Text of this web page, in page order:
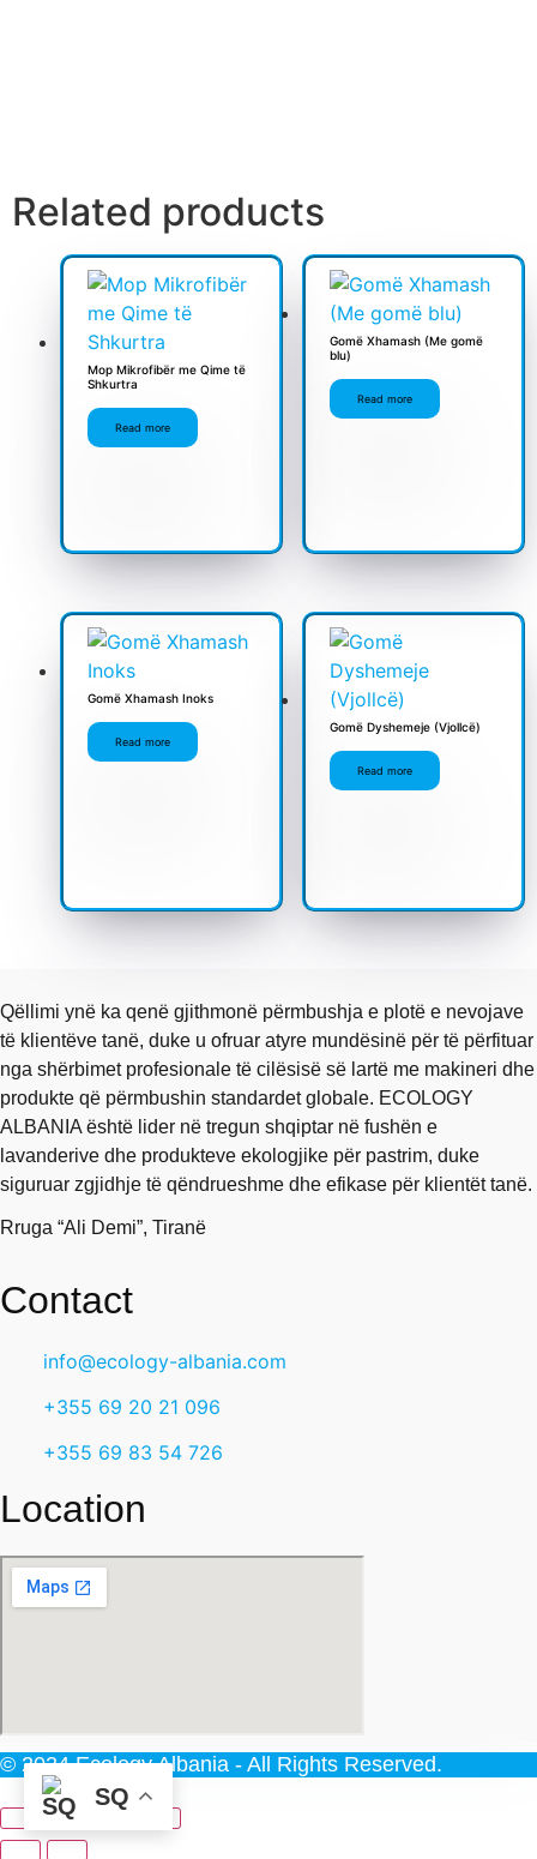
Related products
Mop Mikrofibër me Qime të
Shkurtra
Read more
Gomë Xhamash (Me gomë
blu)
Read more
Gomë Xhamash Inoks
Read more
Gomë Dyshemeje (Vjollcë)
Read more
Qëllimi ynë ka qenë gjithmonë përmbushja e plotë e nevojave
të klientëve tanë, duke u ofruar atyre mundësinë për të përfituar
nga shërbimet profesionale të cilësisë së lartë me makineri dhe
produkte që përmbushin standardet globale. ECOLOGY
ALBANIA është lider në tregun shqiptar në fushën e
lavanderive dhe produkteve ekologjike për pastrim, duke
siguruar zgjidhje të qëndrueshme dhe efikase për klientët tanë.
Rruga “Ali Demi”, Tiranë
Contact
info@ecology-albania.com
+355 69 20 21 096
+355 69 83 54 726
Location
© 2024 Ecology Albania - All Rights Reserved.
SQ